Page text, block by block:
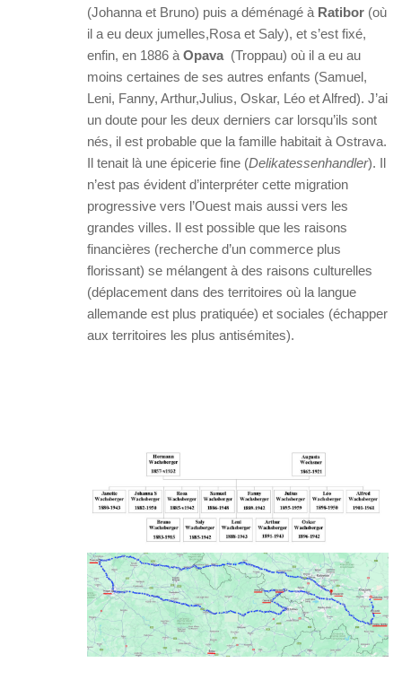
(Johanna et Bruno) puis a déménagé à Ratibor (où
il a eu deux jumelles,Rosa et Saly), et s’est fixé,
enfin, en 1886 à Opava (Troppau) où il a eu au
moins certaines de ses autres enfants (Samuel,
Leni, Fanny, Arthur,Julius, Oskar, Léo et Alfred). J’ai
un doute pour les deux derniers car lorsqu’ils sont
nés, il est probable que la famille habitait à Ostrava.
Il tenait là une épicerie fine (Delikatessenhandler). Il
n’est pas évident d’interpréter cette migration
progressive vers l’Ouest mais aussi vers les
grandes villes. Il est possible que les raisons
financières (recherche d’un commerce plus
florissant) se mélangent à des raisons culturelles
(déplacement dans des territoires où la langue
allemande est plus pratiquée) et sociales (échapper
aux territoires les plus antisémites).